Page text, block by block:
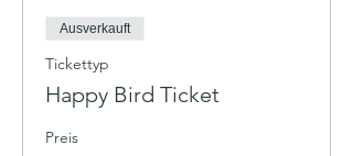
Ausverkauft
Tickettyp
Happy Bird Ticket
Preis